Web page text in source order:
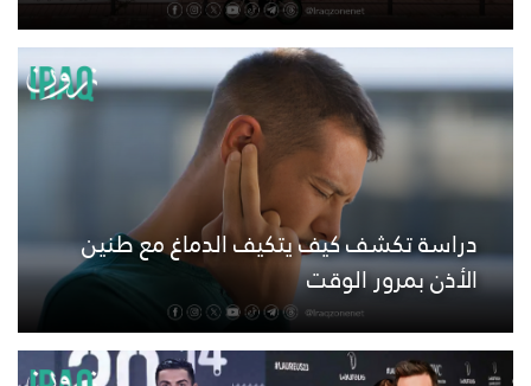
دراسة تكشف كيف يتكيف الدماغ مع طنين
الأذن بمرور الوقت